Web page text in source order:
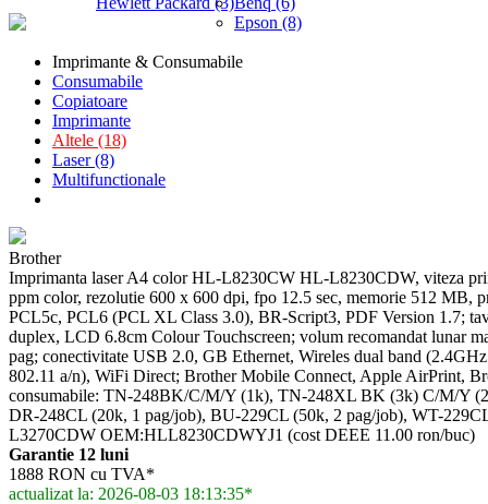
Epson (8)
Imprimante & Consumabile
Consumabile
Copiatoare
Imprimante
Altele (18)
Laser (8)
Multifunctionale
Brother
Imprimanta laser A4 color HL-L8230CW HL-L8230CDW, viteza
ppm color, rezolutie 600 x 600 dpi, fpo 12.5 sec, memorie 512 MB,
PCL5c, PCL6 (PCL XL Class 3.0), BR-Script3, PDF Version 1.7;
duplex, LCD 6.8cm Colour Touchscreen; volum recomandat lunar
pag; conectivitate USB 2.0, GB Ethernet, Wireles dual band
802.11 a/n), WiFi Direct; Brother Mobile Connect, Apple AirPrint,
consumabile: TN-248BK/C/M/Y (1k), TN-248XL BK (3k) C/M/Y
DR-248CL (20k, 1 pag/job), BU-229CL (50k, 2 pag/job), WT-
L3270CDW OEM:HLL8230CDWYJ1 (cost DEEE 11.00 ron/buc)
Garantie 12 luni
1888 RON cu TVA*
actualizat la: 2026-08-03 18:13:35*